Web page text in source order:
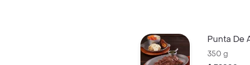
Punta De
350 g